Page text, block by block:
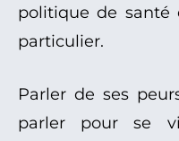
politique de santé
particulier.
Parler de ses
parler pour se